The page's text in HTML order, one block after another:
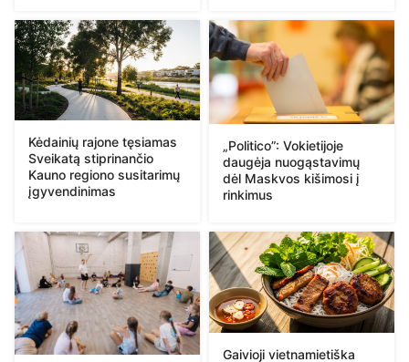
Kėdainių rajone tęsiamas
Sveikatą stiprinančio
Kauno regiono susitarimų
įgyvendinimas
„Politico”: Vokietijoje
daugėja nuogąstavimų
dėl Maskvos kišimosi į
rinkimus
Gaivioji vietnamietiška